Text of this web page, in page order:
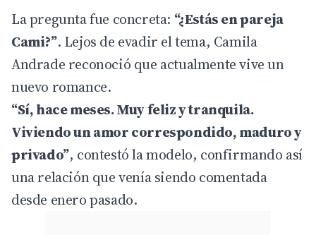
La pregunta fue concreta: “¿Estás en pareja
Cami?”. Lejos de evadir el tema, Camila
Andrade reconoció que actualmente vive un
nuevo romance.
“Sí, hace meses. Muy feliz y tranquila.
Viviendo un amor correspondido, maduro y
privado”, contestó la modelo, confirmando así
una relación que venía siendo comentada
desde enero pasado.